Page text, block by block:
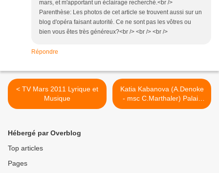
mars, et m'apportant un éclairage recherché.<br />
Parenthèse: Les photos de cet article se trouvent aussi sur un
blog d'opéra faisant autorité. Ce ne sont pas les vôtres ou
bien vous êtes très généreux?<br /> <br /> <br />
Répondre
< TV Mars 2011 Lyrique et
Musique
Katia Kabanova (A.Denoke
- msc C.Marthaler) Palais
Garnier >
Hébergé par Overblog
Top articles
Pages